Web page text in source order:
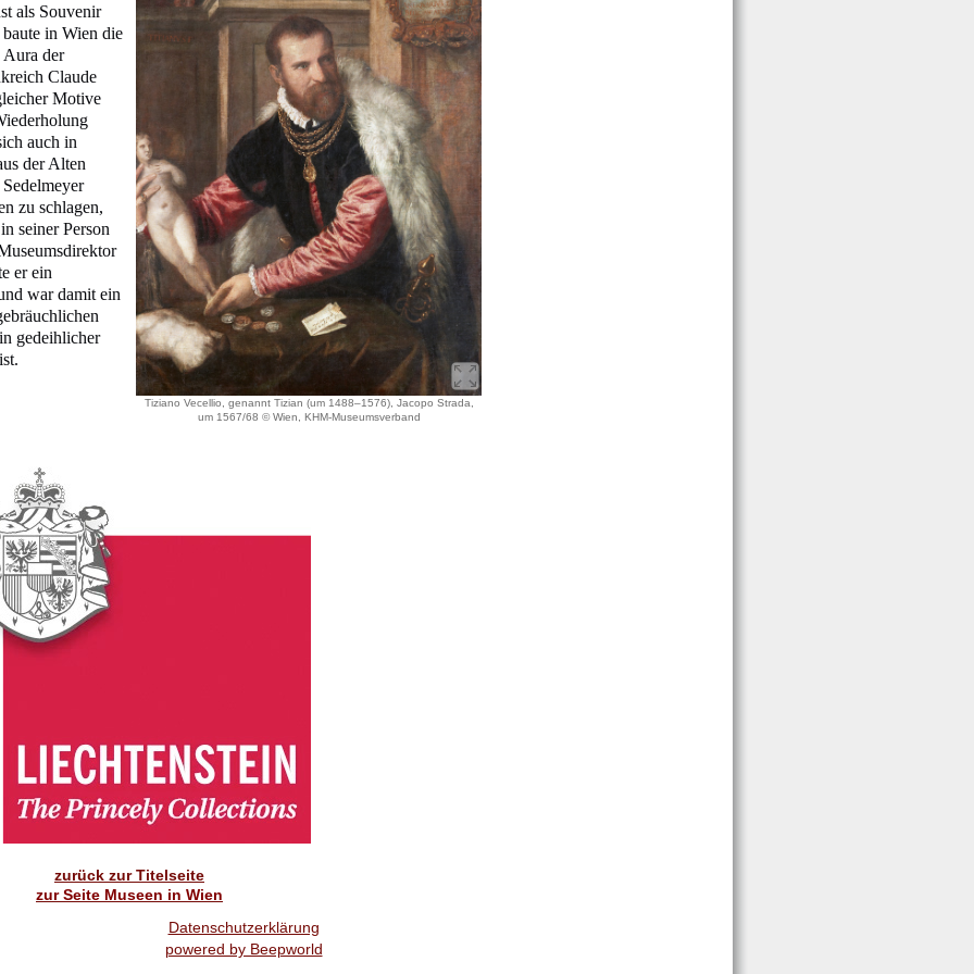
als Souvenir
in Wien die
Aura der
Claude
Motive
auch in
der Alten
zu schlagen,
seiner Person
er ein
war damit ein
gedeihlicher
Tiziano Vecellio, genannt Tizian (um 1488–1576), Jacopo Strada,
um 1567/68 © Wien, KHM-Museumsverband
zurück zur Titelseite
zur Seite Museen in Wien
Datenschutzerklärung
powered by Beepworld